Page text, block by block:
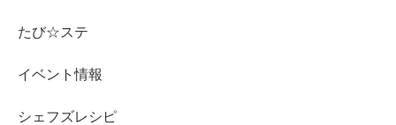
たび☆ステ
イベント情報
シェフズレシピ